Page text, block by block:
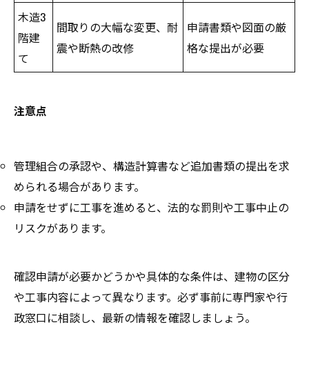
木造3
階建
て
間取りの大幅な変更、耐
震や断熱の改修
申請書類や図面の厳
格な提出が必要
注意点
管理組合の承認や、構造計算書など追加書類の提出を求
められる場合があります。
申請をせずに工事を進めると、法的な罰則や工事中止の
リスクがあります。
確認申請が必要かどうかや具体的な条件は、建物の区分
や工事内容によって異なります。必ず事前に専門家や行
政窓口に相談し、最新の情報を確認しましょう。